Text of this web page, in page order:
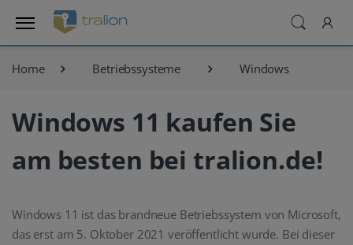
Home Betriebssysteme Windows
Windows 11 kaufen Sie
am besten bei tralion.de!
Windows 11 ist das brandneue Betriebssystem von Microsoft,
das erst am 5. Oktober 2021 veröffentlicht wurde. Bei dieser